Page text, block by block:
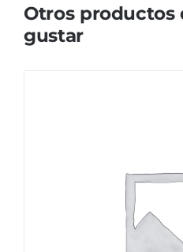
Otros
gustar